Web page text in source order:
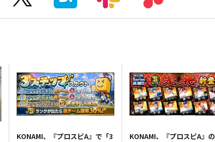
KONAMI、『プロスピA』で「3
KONAMI、『プロスピA』の